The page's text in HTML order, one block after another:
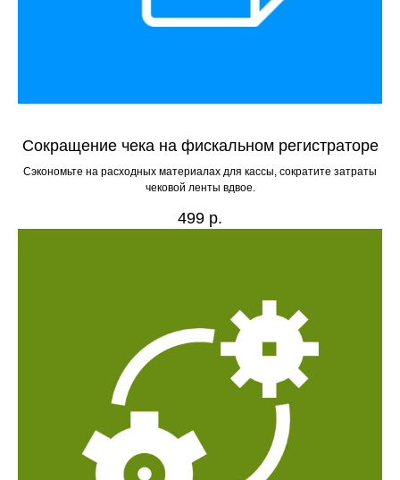
Сокращение чека на фискальном регистраторе
Сэкономьте на расходных материалах для кассы, сократите затраты
чековой ленты вдвое.
499 р.